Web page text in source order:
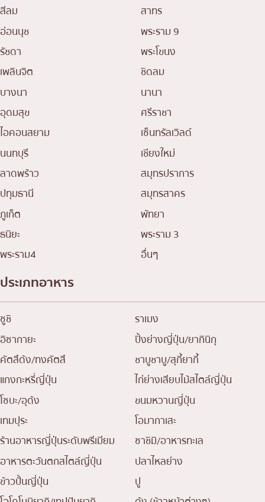
สีลม
สาทร
อ่อนนุช
พระราม 9
รัชดา
พระโขนง
เพลินจิต
ชิดลม
บางนา
นานา
อุดมสุข
ศรีราชา
ไอคอนสยาม
เซ็นทรัลเวิลด์
นนทบุรี
เชียงใหม่
ลาดพร้าว
สมุทรปราการ
ปทุมธานี
สมุทรสาคร
ภูเก็ต
พัทยา
ธนิยะ
พระราม 3
พระราม4
อื่นๆ
ประเภทอาหาร
ซูชิ
ราเมง
อิซากายะ
ปิ้งย่างญี่ปุ่น/ยากินิกุ
คัตสึด้ง/ทงคัตสึ
ชาบูชาบู/สุกี้ยากี้
แกงกะหรี่ญี่ปุ่น
ไก่ย่างเสียบไม้สไตล์ญี่ปุ่น
โซบะ/อุด้ง
ขนมหวานญี่ปุ่น
เทมปุระ
โอมากาเสะ
ร้านอาหารญี่ปุ่นระดับพรีเมียม
ซาชิมิ/อาหารทะเล
อาหารตะวันตกสไตล์ญี่ปุ่น
ปลาไหลย่าง
ข้าวปั้นญี่ปุ่น
ปู